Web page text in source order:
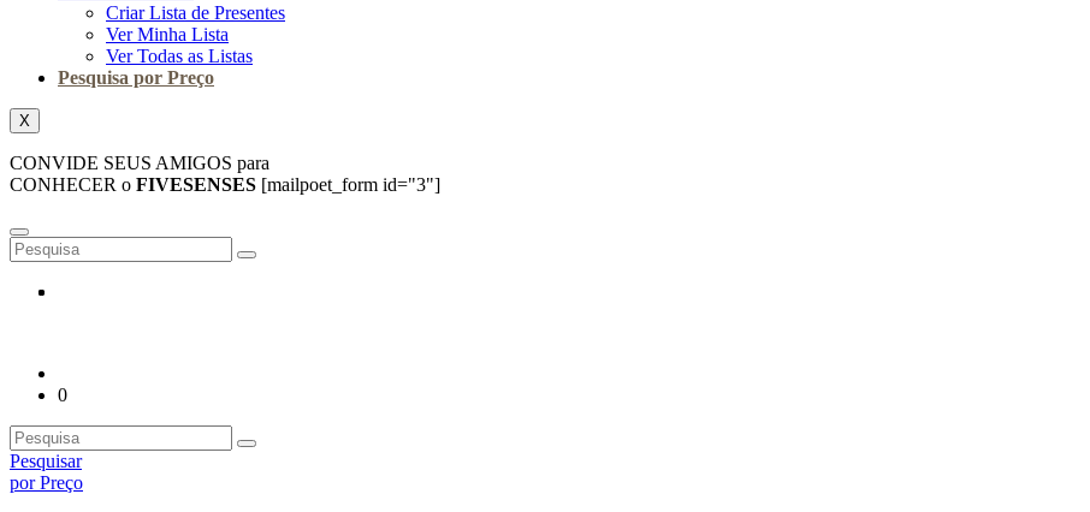
Criar Lista de Presentes
Ver Minha Lista
Ver Todas as Listas
Pesquisa por Preço
X
CONVIDE SEUS AMIGOS para
CONHECER o FIVESENSES [mailpoet_form id="3"]
0
Pesquisar
por Preço